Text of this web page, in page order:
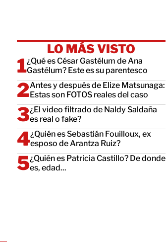
LO MÁS VISTO
¿Qué es César Gastélum de Ana
Gastélum? Este es su parentesco
Antes y después de Elize Matsunaga:
Estas son FOTOS reales del caso
¿El video filtrado de Naldy Saldaña
es real o fake?
¿Quién es Sebastián Fouilloux, ex
esposo de Arantza Ruiz?
¿Quién es Patricia Castillo? De donde
es, edad...